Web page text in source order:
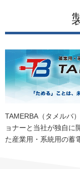
TAMERBA（タメルバ
ョナーと当社が独自に
た産業用・系統用の蓄